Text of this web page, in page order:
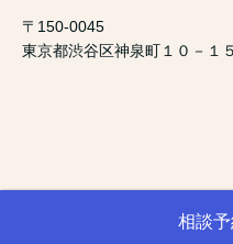
相談
〒150-0045
東京都渋谷区神泉町１０－１